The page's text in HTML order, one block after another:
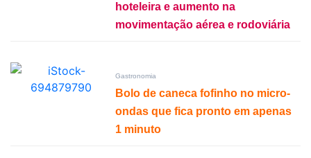
hoteleira e aumento na
movimentação aérea e rodoviária
Gastronomia
Bolo de caneca fofinho no micro-
ondas que fica pronto em apenas
1 minuto